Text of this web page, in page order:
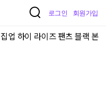
로그인 회원가입